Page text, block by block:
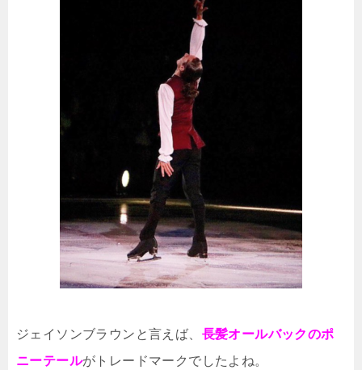
ジェイソンブラウンと言えば、 長髪オールバックのポ
ニーテールがトレードマークでしたよね。